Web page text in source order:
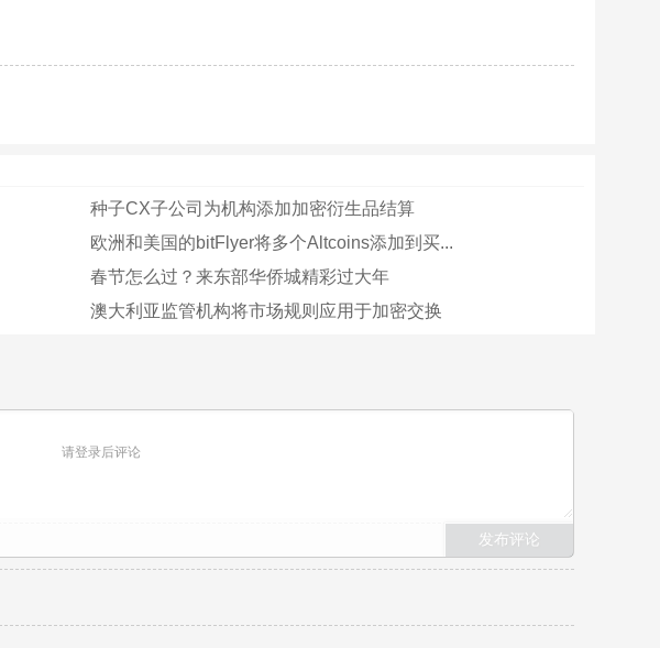
种子CX子公司为机构添加加密衍生品结算
欧洲和美国的bitFlyer将多个Altcoins添加到买...
春节怎么过？来东部华侨城精彩过大年
澳大利亚监管机构将市场规则应用于加密交换
请登录后评论